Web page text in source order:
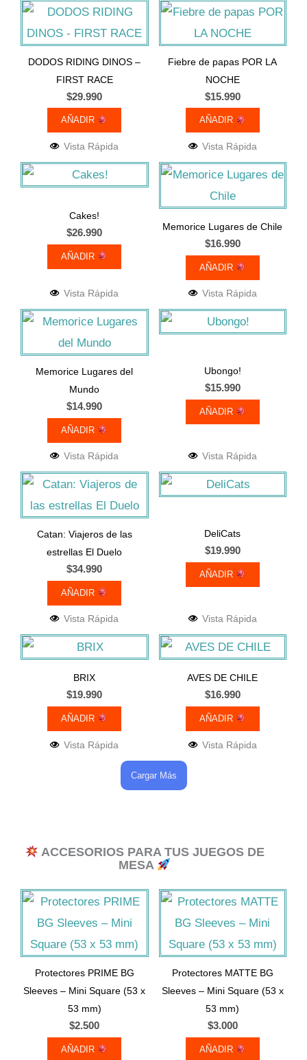
DODOS RIDING DINOS –
FIRST RACE
$29.990
AÑADIR
Vista Rápida
Fiebre de papas POR LA
NOCHE
$15.990
AÑADIR
Vista Rápida
Cakes!
$26.990
AÑADIR
Vista Rápida
Memorice Lugares de Chile
$16.990
AÑADIR
Vista Rápida
Memorice Lugares del
Mundo
$14.990
AÑADIR
Vista Rápida
Ubongo!
$15.990
AÑADIR
Vista Rápida
Catan: Viajeros de las
estrellas El Duelo
$34.990
AÑADIR
Vista Rápida
DeliCats
$19.990
AÑADIR
Vista Rápida
BRIX
$19.990
AÑADIR
Vista Rápida
AVES DE CHILE
$16.990
AÑADIR
Vista Rápida
Cargar Más
ACCESORIOS PARA TUS JUEGOS DE
MESA
Protectores PRIME BG
Sleeves – Mini Square (53 x
53 mm)
$2.500
AÑADIR
Protectores MATTE BG
Sleeves – Mini Square (53 x
53 mm)
$3.000
AÑADIR